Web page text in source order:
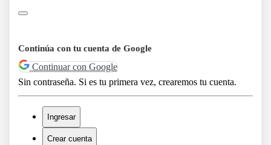
Continúa con tu cuenta de Google
Continuar con Google
Sin contraseña. Si es tu primera vez, crearemos tu cuenta.
Ingresar
Crear cuenta